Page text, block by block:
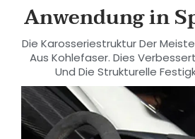
Anwendung in
Die Karosseriestruktur Der
Aus Kohlefaser. Dies
Und Die Strukturelle